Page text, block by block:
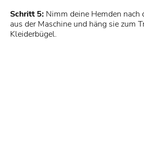
Schritt 5: Nimm deine Hemden nach
aus der Maschine und häng sie zum
Kleiderbügel.